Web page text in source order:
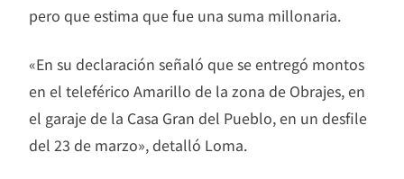
pero que estima que fue una suma millonaria.
«En su declaración señaló que se entregó montos
en el teleférico Amarillo de la zona de Obrajes, en
el garaje de la Casa Gran del Pueblo, en un desfile
del 23 de marzo», detalló Loma.